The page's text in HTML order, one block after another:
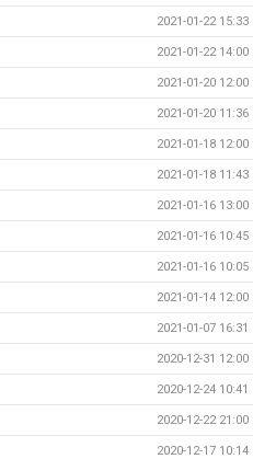
2021-01-22 15:33
2021-01-22 14:00
2021-01-20 12:00
2021-01-20 11:36
2021-01-18 12:00
2021-01-18 11:43
2021-01-16 13:00
2021-01-16 10:45
2021-01-16 10:05
2021-01-14 12:00
2021-01-07 16:31
2020-12-31 12:00
2020-12-24 10:41
2020-12-22 21:00
2020-12-17 10:14